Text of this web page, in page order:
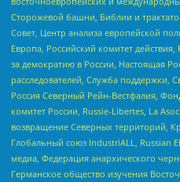
Сторожевой башни, Библии и
Совет, Центр анализа европейской
Европа, Российский комитет
за демократию в России, Настоящая
расследователей, Служба поддержки,
Россия Северный Рейн-Вестфалия,
комитет России, Russie-Libertes, La
возвращение Северных территорий,
Глобальный союз IndustriALL, Russian
медиа, Федерация анархического
Германское общество изучения